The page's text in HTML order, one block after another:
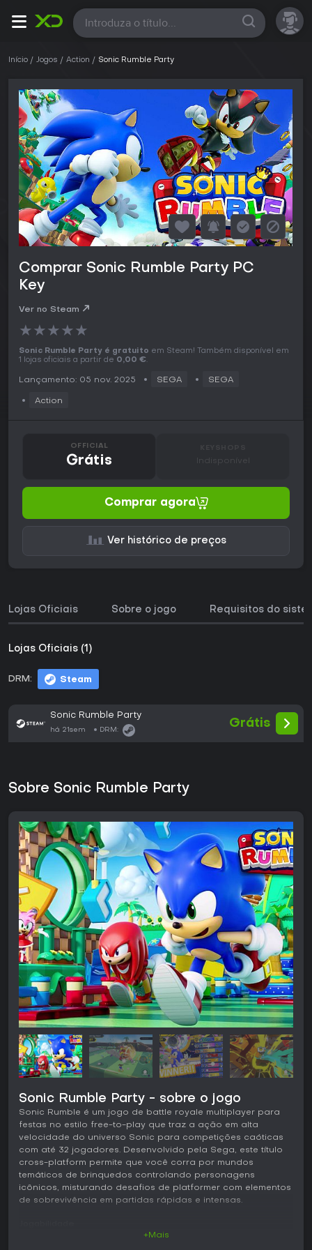
Todas
Início Jogos Action Sonic Rumble Party
Comprar Sonic Rumble Party PC
Key
Ver no Steam
★★★★★
Sonic Rumble Party é gratuito em Steam! Também disponível em
1 lojas oficiais a partir de 0,00 €.
Lançamento: 05 nov. 2025 SEGA SEGA
Action
OFFICIAL
Grátis Indisponível
Comprar agora
Ver histórico de preços
Lojas Oficiais Sobre o jogo Requisitos do
Lojas Oficiais (1)
DRM: Steam
Sonic Rumble Party
há 21sem DRM:
Grátis
Sobre Sonic Rumble Party
Sonic Rumble Party - sobre o jogo
Sonic Rumble é um jogo de battle royale multiplayer para
festas no estilo free-to-play que traz a ação em alta
velocidade do universo Sonic para competições caóticas
com até 32 jogadores. Desenvolvido pela Sega, este título
cross-platform permite que você corra por mundos
temáticos de brinquedos controlando personagens
icônicos, misturando desafios de platformer com elementos
de sobrevivência em partidas rápidas e intensas.
+Mais